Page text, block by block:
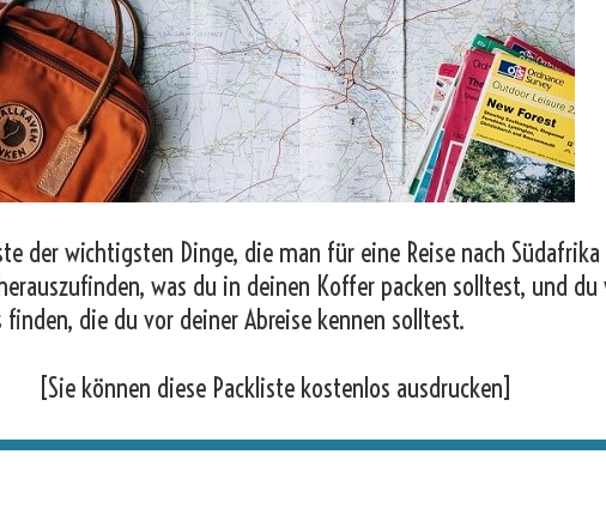
der wichtigsten Dinge, die man für eine Reise nach
was du in deinen Koffer packen solltest, und
die du vor deiner Abreise kennen solltest.
[Sie können diese Packliste kostenlos ausdrucken]